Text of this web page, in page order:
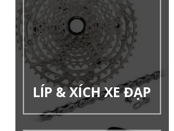
LÍP & XÍCH XE ĐẠP